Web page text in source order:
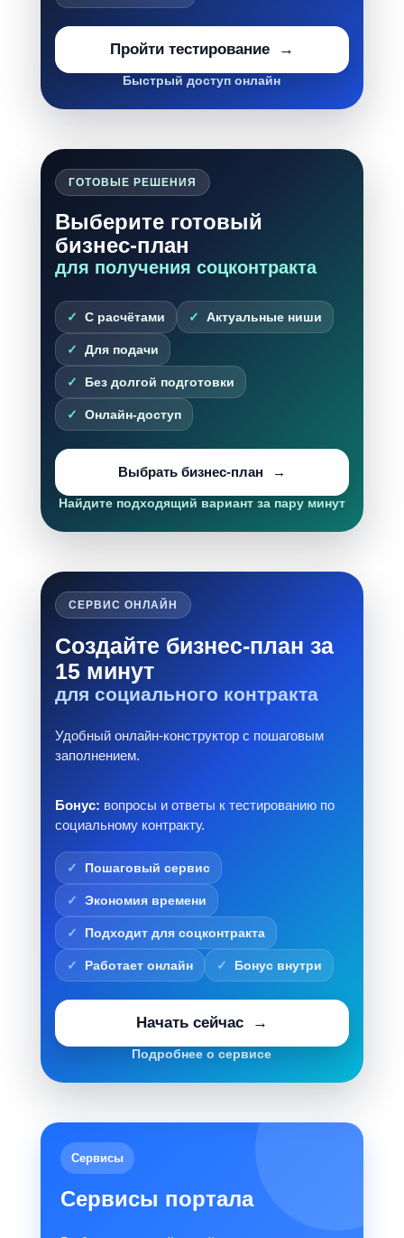
Пройти тестирование
Быстрый доступ онлайн
ГОТОВЫЕ РЕШЕНИЯ
Выберите готовый
бизнес-план
для получения соцконтракта
С расчётами Актуальные ниши
Для подачи
Без долгой подготовки
Онлайн-доступ
Выбрать бизнес-план
Найдите подходящий вариант за пару минут
СЕРВИС ОНЛАЙН
Создайте бизнес-план за
15 минут
для социального контракта
Удобный онлайн-конструктор с пошаговым
заполнением.
Бонус: вопросы и ответы к тестированию по
социальному контракту.
Пошаговый сервис
Экономия времени
Подходит для соцконтракта
Работает онлайн Бонус внутри
Начать сейчас
Подробнее о сервисе
Сервисы
Сервисы портала